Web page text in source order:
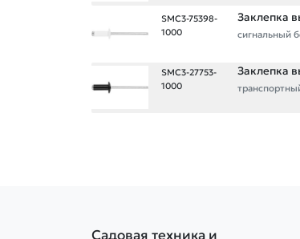
SMC3-75398-
1000
Заклепка
сигнальный
SMC3-27753-
1000
Заклепка
Садовая техника и